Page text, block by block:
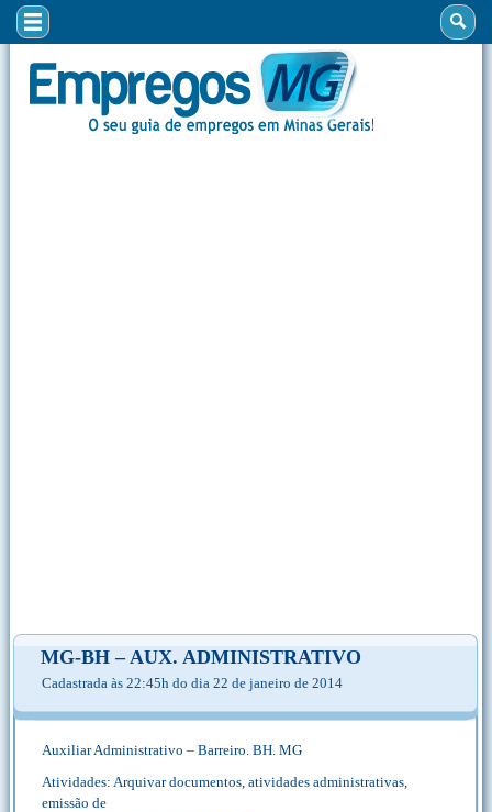
MG-BH – AUX. ADMINISTRATIVO
Cadastrada às 22:45h do dia 22 de janeiro de 2014
Auxiliar Administrativo – Barreiro. BH. MG
Atividades: Arquivar documentos, atividades administrativas,
emissão de